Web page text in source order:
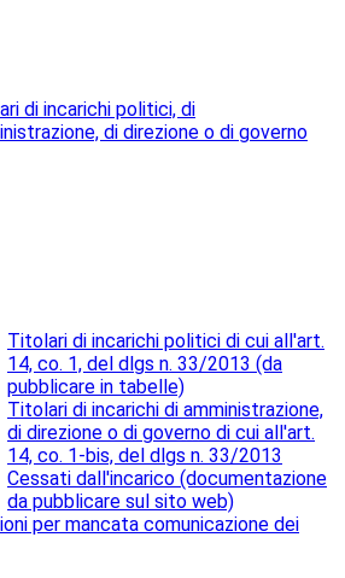
di incarichi politici, di
di direzione o di governo
Titolari di incarichi politici di cui all'art.
14, co. 1, del dlgs n. 33/2013 (da
pubblicare in tabelle)
Titolari di incarichi di amministrazione,
di direzione o di governo di cui all'art.
14, co. 1-bis, del dlgs n. 33/2013
Cessati dall'incarico (documentazione
da pubblicare sul sito web)
per mancata comunicazione dei